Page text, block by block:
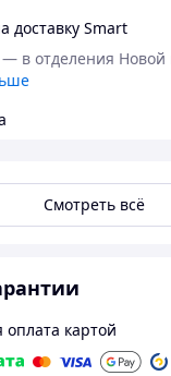
доставку Smart
— в отделения Новой
Смотреть всё
оплата картой